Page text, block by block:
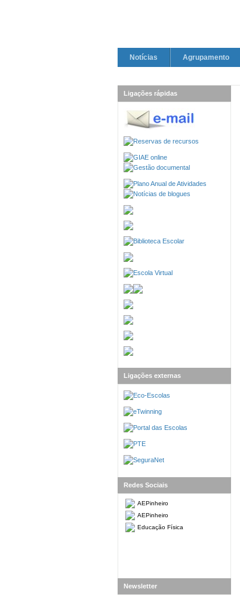
Notícias Agrupamento
Ligações rápidas
Ligações externas
Redes Sociais
AEPinheiro
AEPinheiro
Educação Física
Newsletter